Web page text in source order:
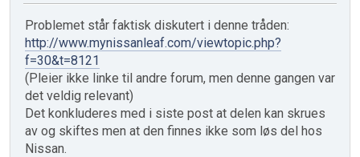
Problemet står faktisk diskutert i denne tråden:
http://www.mynissanleaf.com/viewtopic.php?
f=30&t=8121
(Pleier ikke linke til andre forum, men denne gangen var
det veldig relevant)
Det konkluderes med i siste post at delen kan skrues
av og skiftes men at den finnes ikke som løs del hos
Nissan.